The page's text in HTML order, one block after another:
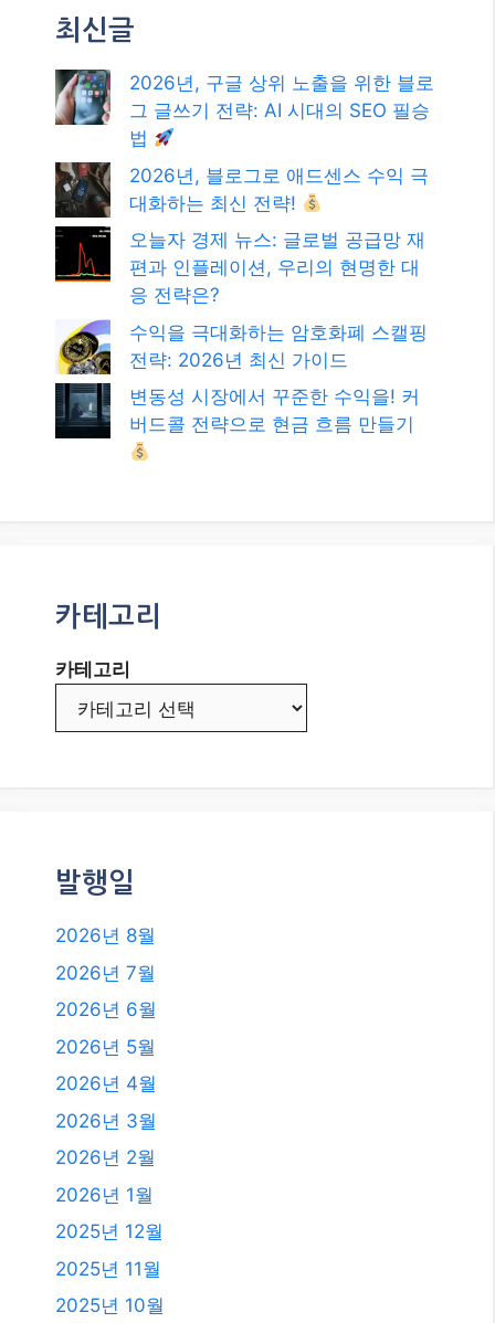
최신글
2026년, 구글 상위 노출을 위한 블로
그 글쓰기 전략: AI 시대의 SEO 필승
법
2026년, 블로그로 애드센스 수익 극
대화하는 최신 전략!
오늘자 경제 뉴스: 글로벌 공급망 재
편과 인플레이션, 우리의 현명한 대
응 전략은?
수익을 극대화하는 암호화폐 스캘핑
전략: 2026년 최신 가이드
변동성 시장에서 꾸준한 수익을! 커
버드콜 전략으로 현금 흐름 만들기
카테고리
카테고리
발행일
2026년 8월
2026년 7월
2026년 6월
2026년 5월
2026년 4월
2026년 3월
2026년 2월
2026년 1월
2025년 12월
2025년 11월
2025년 10월